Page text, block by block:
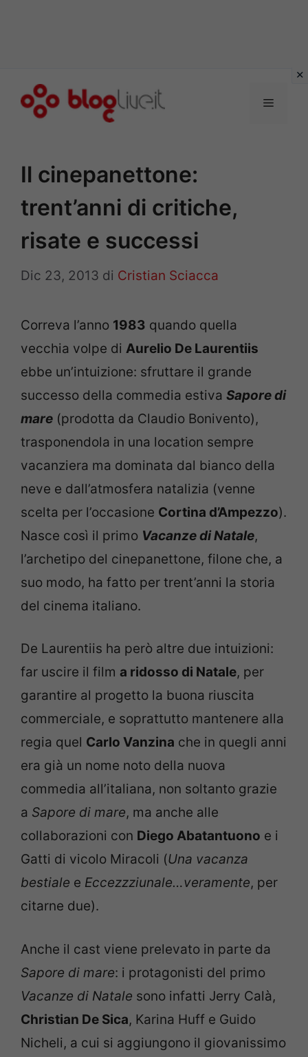
Menu
Il cinepanettone:
trent’anni di critiche,
risate e successi
Dic 23, 2013 di Cristian Sciacca
Correva l’anno 1983 quando quella
vecchia volpe di Aurelio De Laurentiis
ebbe un’intuizione: sfruttare il grande
successo della commedia estiva Sapore di
mare (prodotta da Claudio Bonivento),
trasponendola in una location sempre
vacanziera ma dominata dal bianco della
neve e dall’atmosfera natalizia (venne
scelta per l’occasione Cortina d’Ampezzo).
Nasce così il primo Vacanze di Natale,
l’archetipo del cinepanettone, filone che, a
suo modo, ha fatto per trent’anni la storia
del cinema italiano.
De Laurentiis ha però altre due intuizioni:
far uscire il film a ridosso di Natale, per
garantire al progetto la buona riuscita
commerciale, e soprattutto mantenere alla
regia quel Carlo Vanzina che in quegli anni
era già un nome noto della nuova
commedia all’italiana, non soltanto grazie
a Sapore di mare, ma anche alle
collaborazioni con Diego Abatantuono e i
Gatti di vicolo Miracoli (Una vacanza
bestiale e Eccezzziunale…veramente, per
citarne due).
Anche il cast viene prelevato in parte da
Sapore di mare: i protagonisti del primo
Vacanze di Natale sono infatti Jerry Calà,
Christian De Sica, Karina Huff e Guido
Nicheli, a cui si aggiungono il giovanissimo